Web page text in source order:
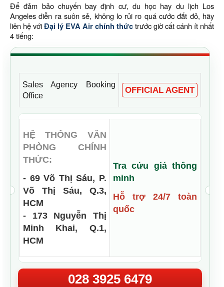
Để đảm bảo chuyến bay định cư, du học hay du lịch Los
Angeles diễn ra suôn sẻ, không lo rủi ro quá cước đắt đỏ, hãy
liên hệ vớiĐại lý EVA Air chính thứctrước giờ cất cánh ít nhất
4 tiếng:
Sales Agency Booking
Office
OFFICIAL AGENT
HỆ THỐNG VĂN
PHÒNG CHÍNH
THỨC:
- 69 Võ Thị Sáu, P.
Võ Thị Sáu, Q.3,
HCM
- 173 Nguyễn Thị
Minh Khai, Q.1,
HCM
Tra cứu giá thông
minh
Hỗ trợ 24/7 toàn
quốc
028 3925 6479